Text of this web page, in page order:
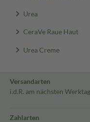
Urea
CeraVe Raue Haut
Urea Creme
Versandarten
i.d.R. am nächsten Werktag
Zahlarten